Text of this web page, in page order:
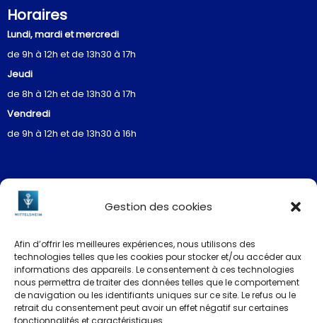
Gestion des cookies
Afin d’offrir les meilleures expériences, nous utilisons des
technologies telles que les cookies pour stocker et/ou accéder aux
informations des appareils. Le consentement à ces technologies
nous permettra de traiter des données telles que le comportement
de navigation ou les identifiants uniques sur ce site. Le refus ou le
retrait du consentement peut avoir un effet négatif sur certaines
fonctionnalités et caractéristiques.
Horaires
Lundi, mardi et mercredi
de 9h à 12h et de 13h30 à 17h
Jeudi
de 8h à 12h et de 13h30 à 17h
Vendredi
de 9h à 12h et de 13h30 à 16h
Restez informés
La newsletter